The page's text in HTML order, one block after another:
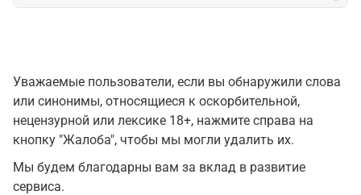
Уважаемые пользователи, если вы обнаружили слова
или синонимы, относящиеся к оскорбительной,
нецензурной или лексике 18+, нажмите справа на
кнопку "Жалоба", чтобы мы могли удалить их.
Мы будем благодарны вам за вклад в развитие
сервиса.